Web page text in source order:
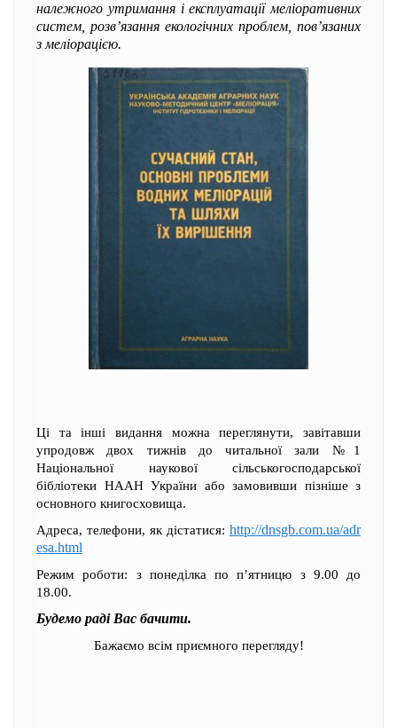
належного утримання і експлуатації меліоративних
систем, розв’язання екологічних проблем, пов’язаних
з меліорацією.
Ці та інші видання можна переглянути, завітавши
упродовж двох тижнів до читальної зали №1
Національної наукової сільськогосподарської
бібліотеки НААН України або замовивши пізніше з
основного книгосховища.
Адреса, телефони, як дістатися: http://dnsgb.com.ua/adr
esa.html
Режим роботи: з понеділка по п’ятницю з 9.00 до
18.00.
Будемо раді Вас бачити.
Бажаємо всім приємного перегляду!